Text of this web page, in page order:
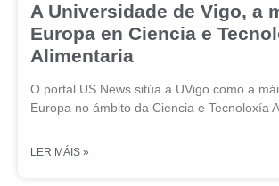
A Universidade de Vigo, a
Europa en Ciencia e
Alimentaria
O portal US News sitúa á UVigo como a
Europa no ámbito da Ciencia e Tecnoloxía
LER MÁIS »